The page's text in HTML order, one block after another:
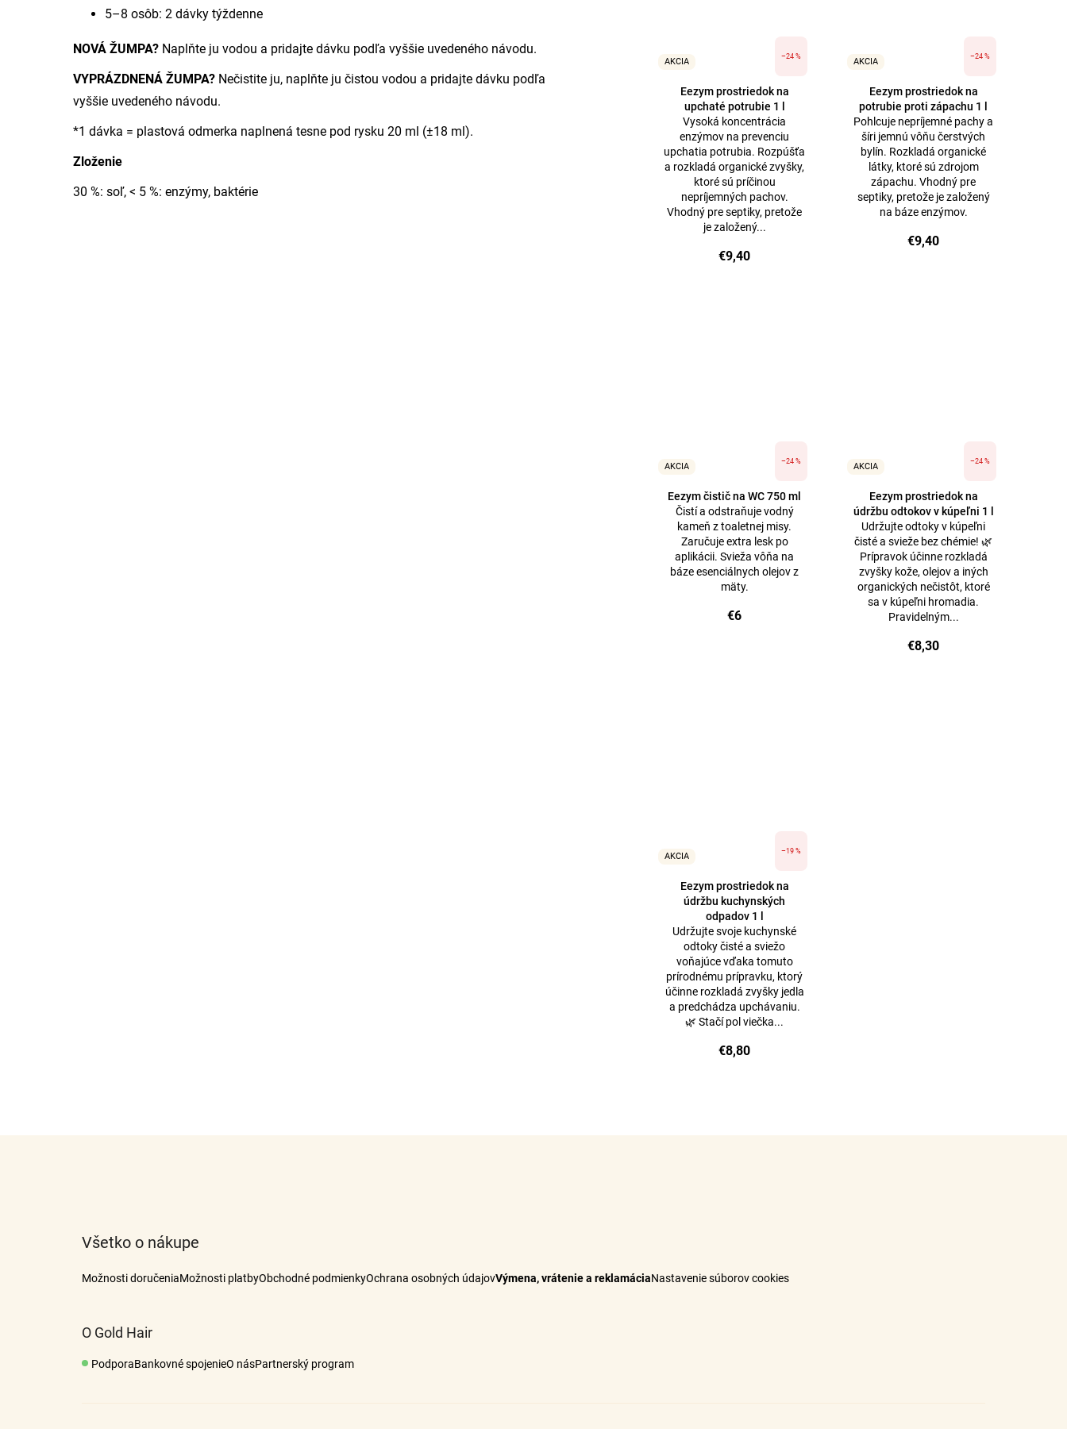
AKCIA –24 %
Eezym prostriedok na
upchaté potrubie 1 l
Vysoká koncentrácia
enzýmov na prevenciu
upchatia potrubia. Rozpúšťa
a rozkladá organické zvyšky,
ktoré sú príčinou
nepríjemných pachov.
Vhodný pre septiky, pretože
je založený...
€9,40
AKCIA –24 %
Eezym prostriedok na
potrubie proti zápachu 1 l
Pohlcuje nepríjemné pachy a
šíri jemnú vôňu čerstvých
bylín. Rozkladá organické
látky, ktoré sú zdrojom
zápachu. Vhodný pre
septiky, pretože je založený
na báze enzýmov.
€9,40
AKCIA –24 %
Eezym čistič na WC 750 ml
Čistí a odstraňuje vodný
kameň z toaletnej misy.
Zaručuje extra lesk po
aplikácii. Svieža vôňa na
báze esenciálnych olejov z
mäty.
€6
AKCIA –24 %
Eezym prostriedok na
údržbu odtokov v kúpeľni 1 l
Udržujte odtoky v kúpeľni
čisté a svieže bez chémie! 🌿
Prípravok účinne rozkladá
zvyšky kože, olejov a iných
organických nečistôt, ktoré
sa v kúpeľni hromadia.
Pravidelným...
€8,30
AKCIA –19 %
Eezym prostriedok na
údržbu kuchynských
odpadov 1 l
Udržujte svoje kuchynské
odtoky čisté a sviežo
voňajúce vďaka tomuto
prírodnému prípravku, ktorý
účinne rozkladá zvyšky jedla
a predchádza upchávaniu.
🌿 Stačí pol viečka...
€8,80
5–8 osôb: 2 dávky týždenne
NOVÁ ŽUMPA? Naplňte ju vodou a pridajte dávku podľa vyššie uvedeného návodu.
VYPRÁZDNENÁ ŽUMPA? Nečistite ju, naplňte ju čistou vodou a pridajte dávku podľa
vyššie uvedeného návodu.
*1 dávka = plastová odmerka naplnená tesne pod rysku 20 ml (±18 ml).
Zloženie
30 %: soľ, < 5 %: enzýmy, baktérie
Všetko o nákupe
Možnosti doručeniaMožnosti platbyObchodné podmienkyOchrana osobných údajovVýmena, vrátenie a reklamáciaNastavenie súborov cookies
O Gold Hair
PodporaBankovné spojenieO násPartnerský program